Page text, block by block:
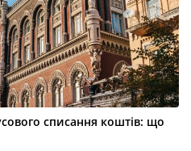
списання коштів: що